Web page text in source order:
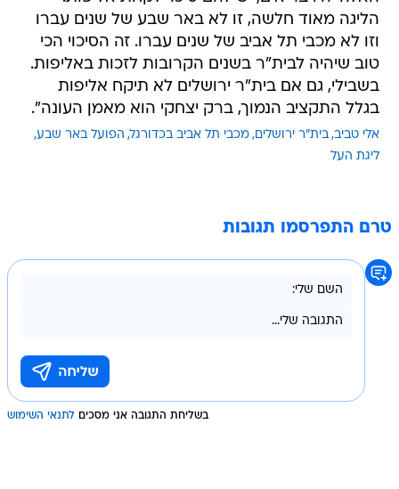
הליגה מאוד חלשה, זו לא באר שבע של שנים עברו
וזו לא מכבי תל אביב של שנים עברו. זה הסיכוי הכי
טוב שיהיה לבית"ר בשנים הקרובות לזכות באליפות.
בשבילי, גם אם בית"ר ירושלים לא תיקח אליפות
בגלל התקציב הנמוך, ברק יצחקי הוא מאמן העונה".
אלי טביב בית"ר ירושלים מכבי תל אביב בכדורגל הפועל באר שבע
ליגת העל
טרם התפרסמו תגובות
בשליחת התגובה אני מסכים לתנאי השימוש